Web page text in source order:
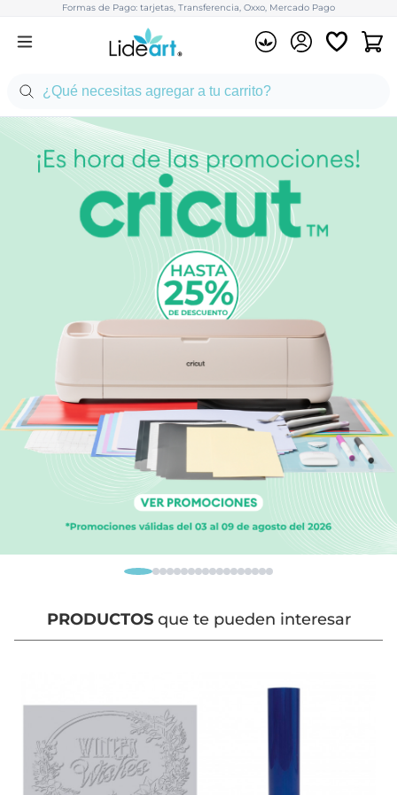
Formas de Pago: tarjetas, Transferencia, Oxxo, Mercado Pago
PRODUCTOSque te pueden interesar